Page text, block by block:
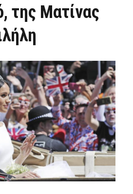
της Ματίνας